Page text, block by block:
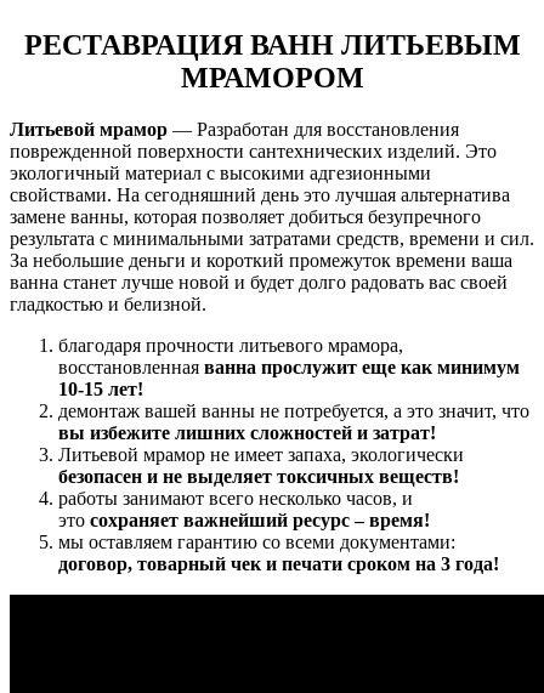
РЕСТАВРАЦИЯ ВАНН ЛИТЬЕВЫМ
МРАМОРОМ
Литьевой мрамор — Разработан для восстановления
поврежденной поверхности сантехнических изделий. Это
экологичный материал с высокими адгезионными
свойствами. На сегодняшний день это лучшая альтернатива
замене ванны, которая позволяет добиться безупречного
результата с минимальными затратами средств, времени и сил.
За небольшие деньги и короткий промежуток времени ваша
ванна станет лучше новой и будет долго радовать вас своей
гладкостью и белизной.
благодаря прочности литьевого мрамора,
восстановленная ванна прослужит еще как минимум
10-15 лет!
демонтаж вашей ванны не потребуется, а это значит, что
вы избежите лишних сложностей и затрат!
Литьевой мрамор не имеет запаха, экологически
безопасен и не выделяет токсичных веществ!
работы занимают всего несколько часов, и
это сохраняет важнейший ресурс – время!
мы оставляем гарантию со всеми документами:
договор, товарный чек и печати сроком на 3 года!